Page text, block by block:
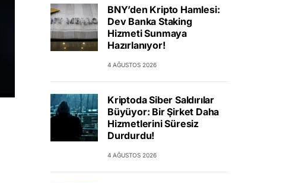
BNY’den Kripto Hamlesi:
Dev Banka Staking
Hizmeti Sunmaya
Hazırlanıyor!
4 AĞUSTOS 2026
Kriptoda Siber Saldırılar
Büyüyor: Bir Şirket Daha
Hizmetlerini Süresiz
Durdurdu!
4 AĞUSTOS 2026